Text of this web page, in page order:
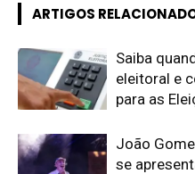
ARTIGOS
Saiba
eleitoral e
para as
João
se